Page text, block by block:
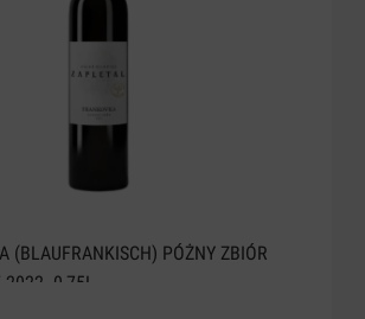
(BLAUFRANKISCH) PÓŻNY ZBIÓR
2022. 0,75L